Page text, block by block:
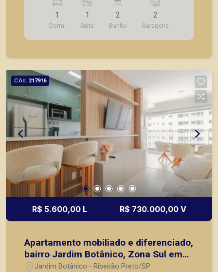
suítes com box blindex; - Lavabo; - Sala integrada
a cozinha, com ar condicionado e móveis
planejados; - Sacada com vista livre para o
Jardim Botânico e Parque Carlos Raya; - 02
Bosque das Juritis, casas e apartamentos
próximos a mercados, farmácias, escolas, além
de pontos comerciais localizados na Zona Sul.
1
Dorm.
1
Suite
2
Banho
2
Garagens
Cód. 217916
R$ 5.600,00 L R$ 730.000,00 V
Apartamento mobiliado e diferenciado,
bairro Jardim Botânico, Zona Sul em
Ribeirão Preto/SP.
Jardim Botânico - Ribeirão Preto/SP